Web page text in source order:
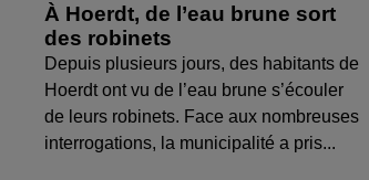
À Hoerdt, de l’eau brune sort
des robinets
Depuis plusieurs jours, des habitants de
Hoerdt ont vu de l’eau brune s’écouler
de leurs robinets. Face aux nombreuses
interrogations, la municipalité a pris...